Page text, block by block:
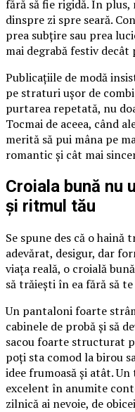
fără să fie rigidă. În
dinspre zi spre seară.
prea subțire sau prea
mai degrabă festiv decât
Publicațiile de modă
pe straturi ușor de
purtarea repetată, nu
Tocmai de aceea, când
merită să pui mâna pe
romantic și cât mai
Croiala bună nu
și ritmul tău
Se spune des că o haină
adevărat, desigur, dar
viața reală, o croială
să trăiești în ea fără să
Un pantaloni foarte
cabinele de probă și să
sacou foarte structurat
poți sta comod la birou
idee frumoasă și atât.
excelent în anumite
zilnică ai nevoie, de